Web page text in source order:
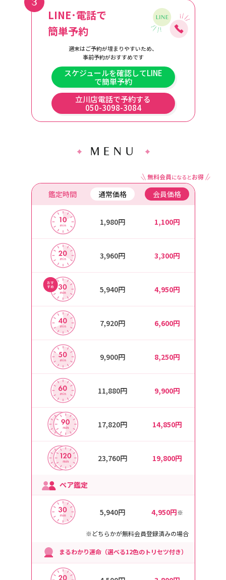
LINE･電話で
簡単予約
週末はご予約が埋まりやすいため、
事前予約がおすすめです
スケジュールを確認してLINE
で簡単予約
立川店電話で予約する
050-3098-3084
MENU
鑑定時間 通常価格 会員価格
1,980円 1,100円
3,960円 3,300円
5,940円 4,950円
7,920円 6,600円
9,900円 8,250円
11,880円 9,900円
17,820円 14,850円
23,760円 19,800円
ペア鑑定
5,940円 4,950円※
※どちらかが無料会員登録済みの場合
まるわかり運命（選べる12色のトリセツ付き）